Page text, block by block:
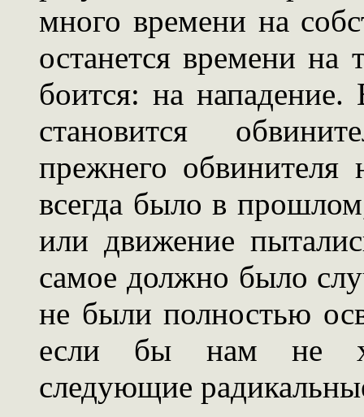
много времени на
останется времени на
боится: на
становится
прежнего
всегда было в
или движение
самое должно было
не были полностью
если бы нам не
следующие